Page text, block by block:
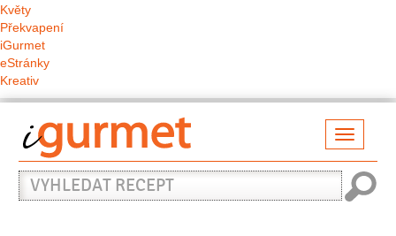
Květy
Překvapení
iGurmet
eStránky
Kreativ
Vyhledat
recept